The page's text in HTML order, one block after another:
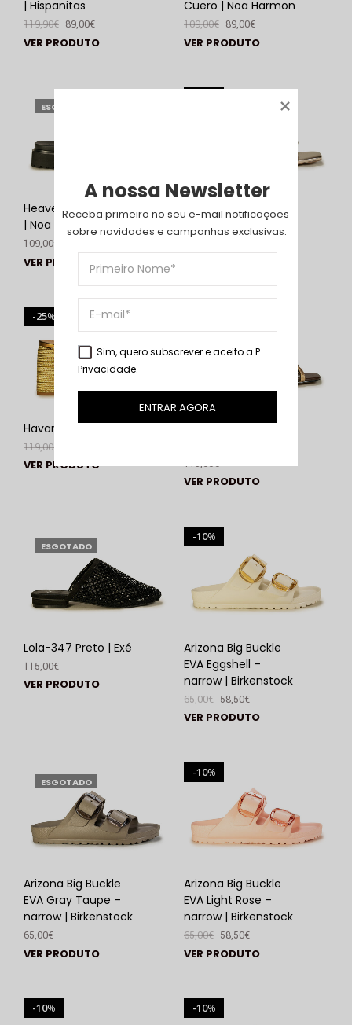
| Hispanitas
119,90€ 89,00€
VER PRODUTO
Cuero | Noa Harmon
109,00€ 89,00€
VER PRODUTO
ESGOTADO
Heaven Negro Cuero
| Noa Harmon
109,00€
VER PRODUTO
Katy 485 Silver | Exé
99,00€ 89,00€
%
25
Havana-077 | Exé
119,00€
VER PRODUTO
Polina-405 Snake
115,00€
VER PRODUTO
ESGOTADO
Lola-347 Preto | Exé
115,00€
VER PRODUTO
%
10
Arizona Big Buckle
EVA Eggshell –
narrow | Birkenstock
65,00€ 58,50€
VER PRODUTO
ESGOTADO
Arizona Big Buckle
EVA Gray Taupe –
narrow | Birkenstock
65,00€
VER PRODUTO
%
10
Arizona Big Buckle
EVA Light Rose –
narrow | Birkenstock
65,00€ 58,50€
VER PRODUTO
%
10 %
10
A nossa Newsletter
Receba primeiro no seu e-mail notificações
sobre novidades e campanhas exclusivas.
Sim, quero subscrever e aceito a P.
Privacidade.
ENTRAR AGORA